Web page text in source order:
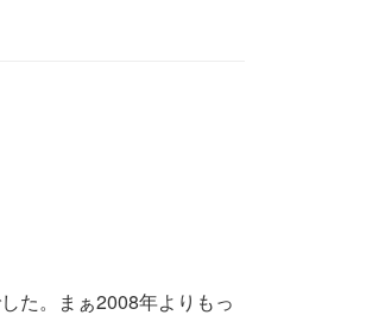
た。まぁ2008年よりもっ